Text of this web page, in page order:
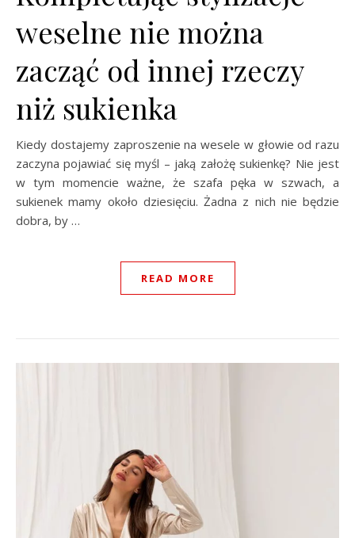
weselne nie można
zacząć od innej rzeczy
niż sukienka
Kiedy dostajemy zaproszenie na wesele w głowie od razu
zaczyna pojawiać się myśl – jaką założę sukienkę? Nie jest
w tym momencie ważne, że szafa pęka w szwach, a
sukienek mamy około dziesięciu. Żadna z nich nie będzie
dobra, by …
READ MORE